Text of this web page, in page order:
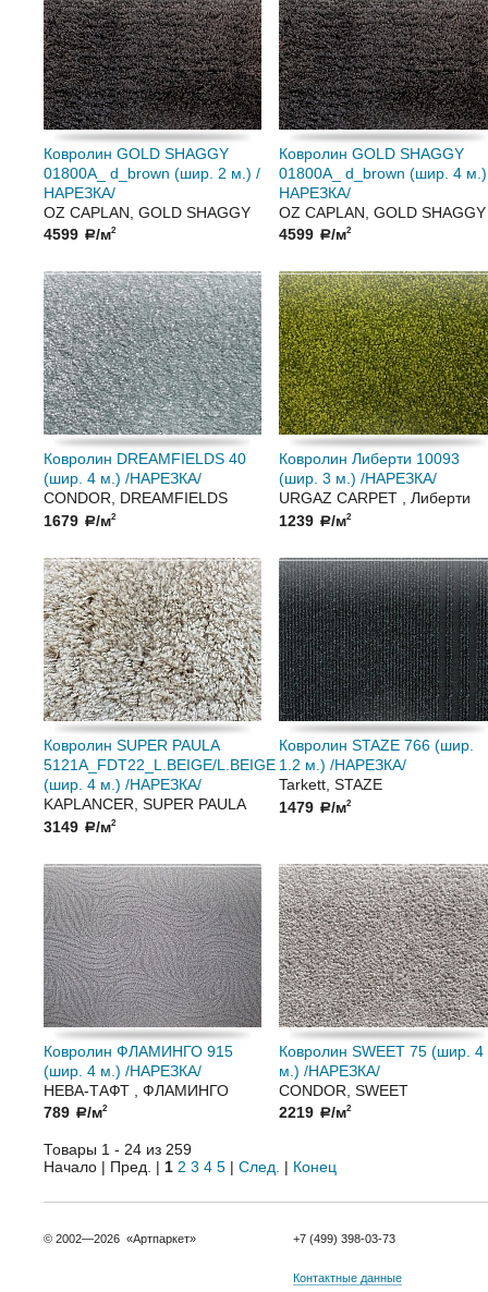
Ковролин GOLD SHAGGY
01800A_ d_brown (шир. 2 м.) /
НАРЕЗКА/
OZ CAPLAN, GOLD SHAGGY
4599 a/м2
Ковролин GOLD SHAGGY
01800A_ d_brown (шир. 4
НАРЕЗКА/
OZ CAPLAN, GOLD SHAGGY
4599 a/м2
Ковролин DREAMFIELDS 40
(шир. 4 м.) /НАРЕЗКА/
CONDOR, DREAMFIELDS
1679 a/м2
Ковролин Либерти 10093
(шир. 3 м.) /НАРЕЗКА/
URGAZ CARPET , Либерти
1239 a/м2
Ковролин SUPER PAULA
5121A_FDT22_L.BEIGE/L.BEIGE
(шир. 4 м.) /НАРЕЗКА/
KAPLANCER, SUPER PAULA
3149 a/м2
Ковролин STAZE 766 (шир.
1.2 м.) /НАРЕЗКА/
Tarkett, STAZE
1479 a/м2
Ковролин ФЛАМИНГО 915
(шир. 4 м.) /НАРЕЗКА/
НЕВА-ТАФТ , ФЛАМИНГО
789 a/м2
Ковролин SWEET 75 (шир. 4
м.) /НАРЕЗКА/
CONDOR, SWEET
2219 a/м2
Товары 1 - 24 из 259
Начало | Пред. | 1 2 3 4 5 | След. | Конец
© 2002—2026 «Артпаркет» +7 (499) 398-03-73
Контактные данные